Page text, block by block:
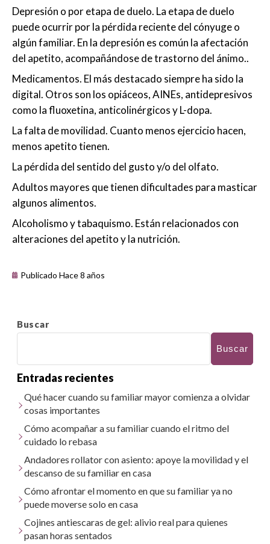
Depresión o por etapa de duelo. La etapa de duelo
puede ocurrir por la pérdida reciente del cónyuge o
algún familiar. En la depresión es común la afectación
del apetito, acompañándose de trastorno del ánimo..
Medicamentos. El más destacado siempre ha sido la
digital. Otros son los opiáceos, AINEs, antidepresivos
como la fluoxetina, anticolinérgicos y L-dopa.
La falta de movilidad. Cuanto menos ejercicio hacen,
menos apetito tienen.
La pérdida del sentido del gusto y/o del olfato.
Adultos mayores que tienen dificultades para masticar
algunos alimentos.
Alcoholismo y tabaquismo. Están relacionados con
alteraciones del apetito y la nutrición.
Publicado Hace 8 años
Buscar
Buscar
Entradas recientes
Qué hacer cuando su familiar mayor comienza a olvidar
cosas importantes
Cómo acompañar a su familiar cuando el ritmo del
cuidado lo rebasa
Andadores rollator con asiento: apoye la movilidad y el
descanso de su familiar en casa
Cómo afrontar el momento en que su familiar ya no
puede moverse solo en casa
Cojines antiescaras de gel: alivio real para quienes
pasan horas sentados